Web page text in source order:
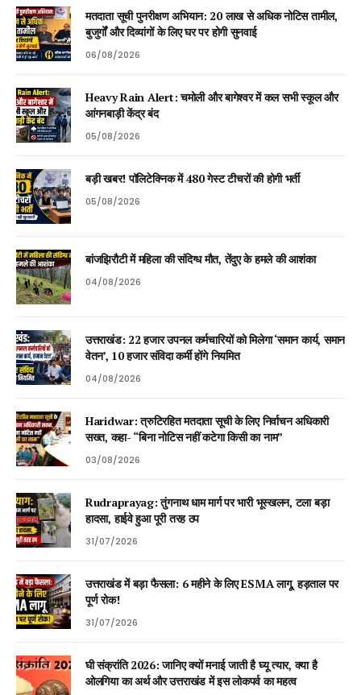
मतदाता सूची पुनरीक्षण अभियान: 20 लाख से अधिक नोटिस तामील,
बुजुर्गों और दिव्यांगों के लिए घर पर होगी सुनवाई
06/08/2026
Heavy Rain Alert: चमोली और बागेश्वर में कल सभी स्कूल और
आंगनबाड़ी केंद्र बंद
05/08/2026
बड़ी खबर! पॉलिटेक्निक में 480 गेस्ट टीचरों की होगी भर्ती
05/08/2026
बांजझिरौटी में महिला की संदिग्ध मौत, तेंदुए के हमले की आशंका
04/08/2026
उत्तराखंड: 22 हजार उपनल कर्मचारियों को मिलेगा ‘समान कार्य, समान
वेतन’, 10 हजार संविदा कर्मी होंगे नियमित
04/08/2026
Haridwar: त्रुटिरहित मतदाता सूची के लिए निर्वाचन अधिकारी
सख्त, कहा- “बिना नोटिस नहीं कटेगा किसी का नाम”
03/08/2026
Rudraprayag: तुंगनाथ धाम मार्ग पर भारी भूस्खलन, टला बड़ा
हादसा, हाईवे हुआ पूरी तरह ठप
31/07/2026
उत्तराखंड में बड़ा फैसला: 6 महीने के लिए ESMA लागू, हड़ताल पर
पूर्ण रोक!
31/07/2026
घी संक्रांति 2026: जानिए क्यों मनाई जाती है घ्यू त्यार, क्या है
ओलगिया का अर्थ और उत्तराखंड में इस लोकपर्व का महत्व